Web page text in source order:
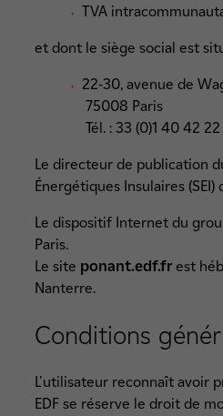
TVA
et dont le siège social est
22-30, avenue de
75008 Paris
Tél. : 33 (0)1 40 42
Le directeur de publication
Énergétiques Insulaires (SEI)
Le dispositif Internet du
Paris.
Le site ponant.edf.frest
Nanterre.
Conditions
L'utilisateur reconnaît avoir
EDF se réserve le droit de